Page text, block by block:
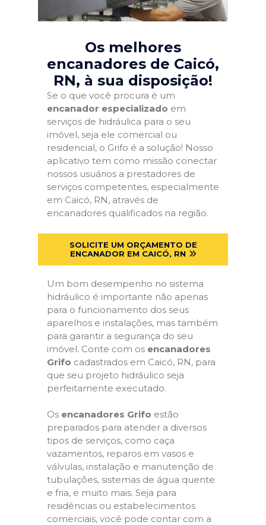
Os melhores
encanadores de Caicó,
RN, à sua disposição!
Se o que você procura é um
encanador especializado em
serviços de hidráulica para o seu
imóvel, seja ele comercial ou
residencial, o Grifo é a solução! Nosso
aplicativo tem como missão conectar
nossos usuários a prestadores de
serviços competentes, especialmente
em Caicó, RN, através de
encanadores qualificados na região.
SOLICITE UM ORÇAMENTO DE
ENCANADOR EM CAICÓ, RN
Um bom desempenho no sistema
hidráulico é importante não apenas
para o funcionamento dos seus
aparelhos e instalações, mas também
para garantir a segurança do seu
imóvel. Conte com os encanadores
Grifo cadastrados em Caicó, RN, para
que seu projeto hidráulico seja
perfeitamente executado.
Os encanadores Grifo estão
preparados para atender a diversos
tipos de serviços, como caça
vazamentos, reparos em vasos e
válvulas, instalação e manutenção de
tubulações, sistemas de água quente
e fria, e muito mais. Seja para
residências ou estabelecimentos
comerciais, você pode contar com a